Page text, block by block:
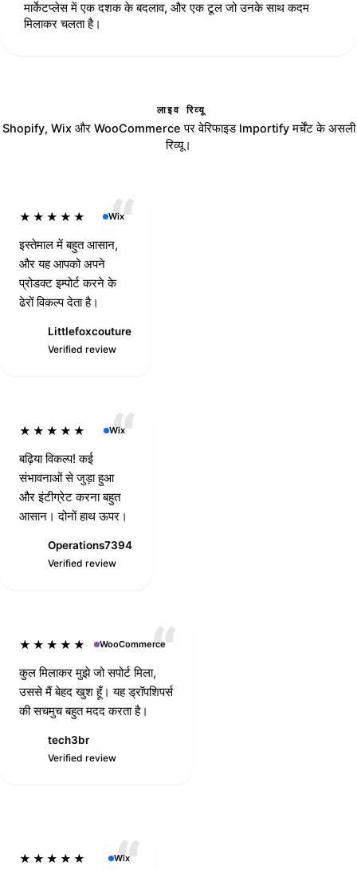
मार्केटप्लेस में एक दशक के बदलाव, और एक टूल जो उनके साथ कदम
मिलाकर चलता है।
लाइव रिव्यू
Shopify, Wix और WooCommerce पर वेरिफाइड Importify मर्चेंट के असली
रिव्यू।
★★★★★ Wix
इस्तेमाल में बहुत आसान,
और यह आपको अपने
प्रोडक्ट इम्पोर्ट करने के
ढेरों विकल्प देता है।
Littlefoxcouture
Verified review
OLLky
Verified review
★★★★★ Wix
बढ़िया विकल्प! कई
संभावनाओं से जुड़ा हुआ
और इंटीग्रेट करना बहुत
आसान। दोनों हाथ ऊपर।
Operations7394
Verified review
Verified review
★★★★★ WooCommerce
कुल मिलाकर मुझे जो सपोर्ट मिला,
उससे मैं बेहद खुश हूँ। यह ड्रॉपशिपर्स
की सचमुच बहुत मदद करता है।
tech3br
Verified review
★★★★★ Wix